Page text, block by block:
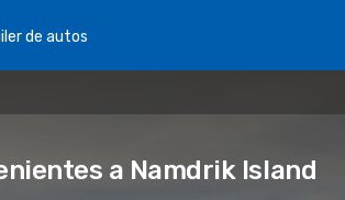
de autos
a Namdrik Island